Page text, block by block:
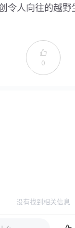
令人向往的越野

0
没有找到相关信息